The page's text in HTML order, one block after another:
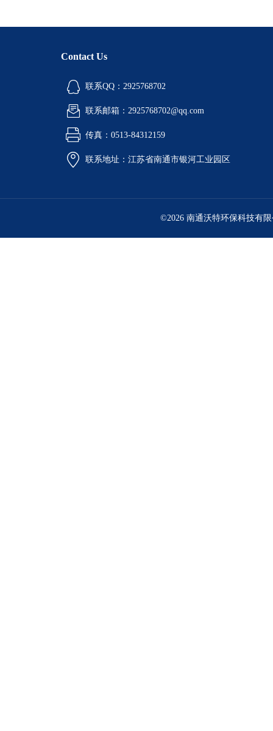
Contact Us
联系QQ：2925768702
联系邮箱：2925768702@qq.com
传真：0513-84312159
联系地址：江苏省南通市银河工业园区
©2026 南通沃特环保科技有